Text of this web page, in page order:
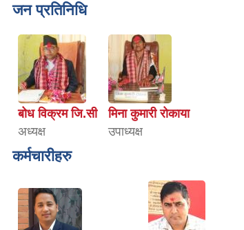
जन प्रतिनिधि
बोध विक्रम जि.सी
अध्यक्ष
मिना कुमारी रोकाया
उपाध्यक्ष
कर्मचारीहरु